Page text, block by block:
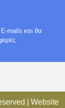
E-mails και θα
| Website